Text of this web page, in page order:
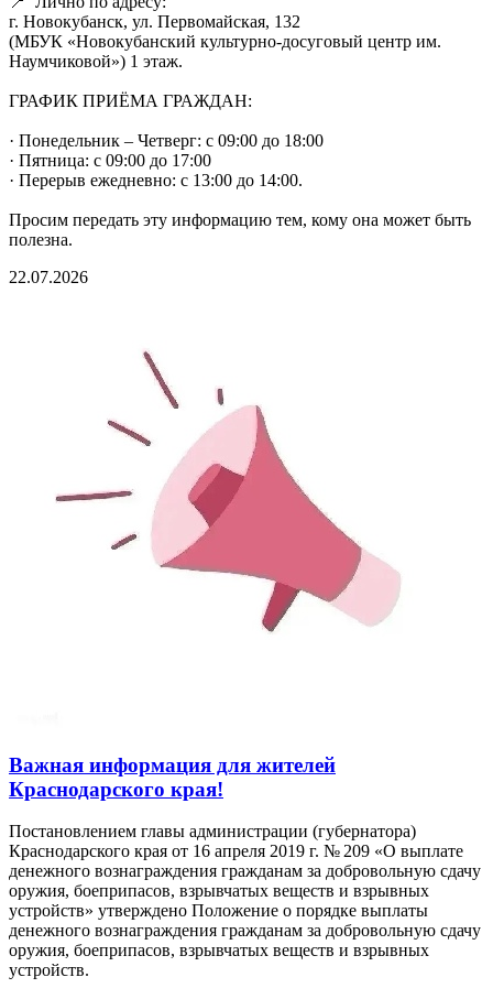
г. Новокубанск, ул. Первомайская, 132
(МБУК «Новокубанский культурно-досуговый центр им.
Наумчиковой») 1 этаж.
ГРАФИК ПРИЁМА ГРАЖДАН:
· Понедельник – Четверг: с 09:00 до 18:00
· Пятница: с 09:00 до 17:00
· Перерыв ежедневно: с 13:00 до 14:00.
Просим передать эту информацию тем, кому она может быть
полезна.
22.07.2026
Важная информация для жителей
Краснодарского края!
Постановлением главы администрации (губернатора)
Краснодарского края от 16 апреля 2019 г. № 209 «О выплате
денежного вознаграждения гражданам за добровольную сдачу
оружия, боеприпасов, взрывчатых веществ и взрывных
устройств» утверждено Положение о порядке выплаты
денежного вознаграждения гражданам за добровольную сдачу
оружия, боеприпасов, взрывчатых веществ и взрывных
устройств.